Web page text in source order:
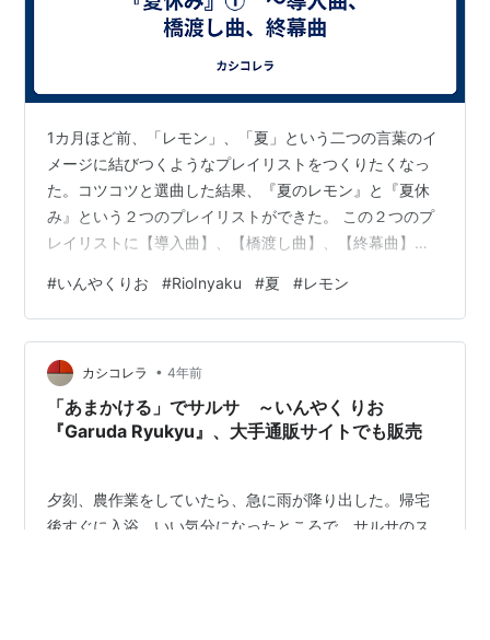
1カ月ほど前、「レモン」、「夏」という二つの言葉のイ
メージに結びつくようなプレイリストをつくりたくなっ
た。コツコツと選曲した結果、『夏のレモン』と『夏休
み』という２つのプレイリストができた。 この２つのプ
レイリストに【導入曲】、【橋渡し曲】、【終幕曲】を
楽曲が【導入曲】と【終幕曲】にピッタリだったのでニ
ンマリ。全ての曲のURLはこちらプレイリス：『夏のレ
モン』～『夏休み』② ～全曲
https://kasikorera2020.hatenadiary.com/entry/2022/0
8/18/102230 ------------------…
#いんやくりお #RioInyaku #夏 #レモン
カシコレラ • 4年前
「あまかける」でサルサ ～いんやく りお
『Garuda Ryukyu』、大手通販サイトでも販売
夕刻、農作業をしていたら、急に雨が降り出した。帰宅
後すぐに入浴。いい気分になったところで、サルサのス